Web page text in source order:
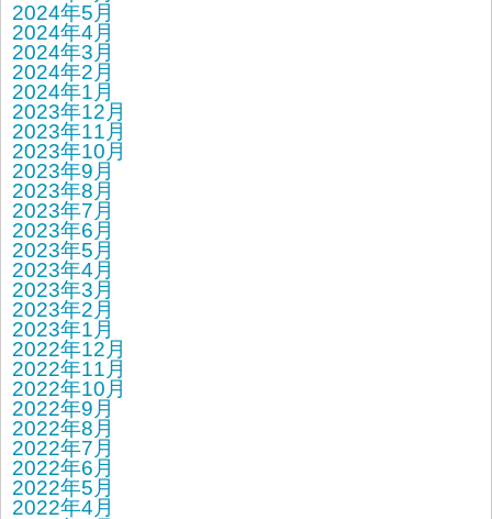
2024年5月
2024年4月
2024年3月
2024年2月
2024年1月
2023年12月
2023年11月
2023年10月
2023年9月
2023年8月
2023年7月
2023年6月
2023年5月
2023年4月
2023年3月
2023年2月
2023年1月
2022年12月
2022年11月
2022年10月
2022年9月
2022年8月
2022年7月
2022年6月
2022年5月
2022年4月